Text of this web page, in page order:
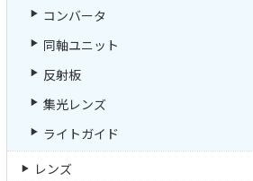
コンバータ
同軸ユニット
反射板
集光レンズ
ライトガイド
レンズ